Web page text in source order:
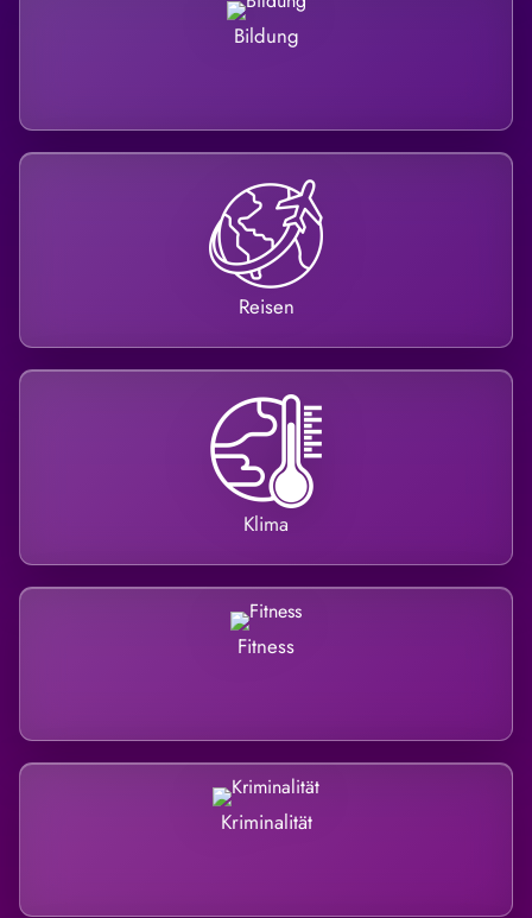
Bildung
Reisen
Klima
Fitness
Kriminalität